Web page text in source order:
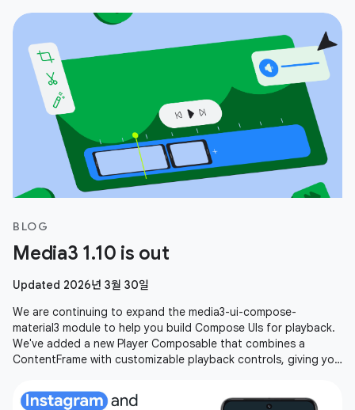
BLOG
Media3 1.10 is out
Updated 2026년 3월 30일
We are continuing to expand the media3-ui-compose-
material3 module to help you build Compose UIs for playback.
We've added a new Player Composable that combines a
ContentFrame with customizable playback controls, giving you